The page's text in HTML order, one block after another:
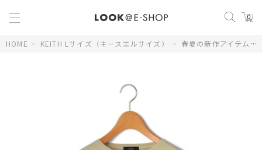
0
HOME > KEITH Lサイズ（キースエルサイズ） > 春夏の新作アイテム >